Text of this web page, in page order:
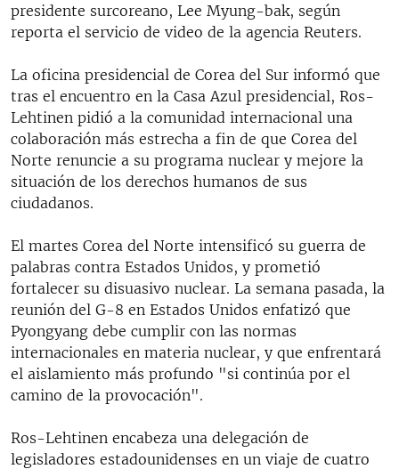
LA INVASIÓN DE RUSIA A UCRANIA
presidente surcoreano, Lee Myung-bak, según
reporta el servicio de video de la agencia Reuters.
La oficina presidencial de Corea del Sur informó que
tras el encuentro en la Casa Azul presidencial, Ros-
Lehtinen pidió a la comunidad internacional una
colaboración más estrecha a fin de que Corea del
Norte renuncie a su programa nuclear y mejore la
situación de los derechos humanos de sus
ciudadanos.
El martes Corea del Norte intensificó su guerra de
palabras contra Estados Unidos, y prometió
fortalecer su disuasivo nuclear. La semana pasada, la
reunión del G-8 en Estados Unidos enfatizó que
Pyongyang debe cumplir con las normas
internacionales en materia nuclear, y que enfrentará
el aislamiento más profundo "si continúa por el
camino de la provocación".
Ros-Lehtinen encabeza una delegación de
legisladores estadounidenses en un viaje de cuatro